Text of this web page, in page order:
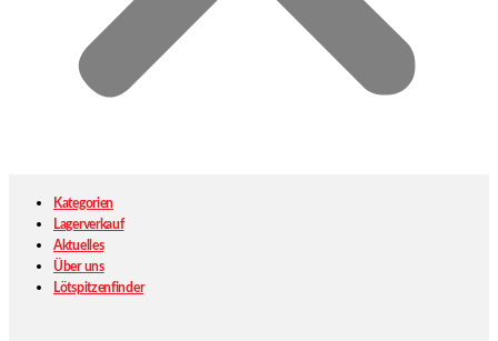
Kategorien
Lagerverkauf
Aktuelles
Über uns
Lötspitzenfinder